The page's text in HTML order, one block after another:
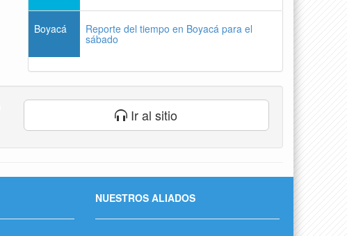
Boyacá Reporte del tiempo en Boyacá para el
sábado
Ir al sitio
NUESTROS ALIADOS